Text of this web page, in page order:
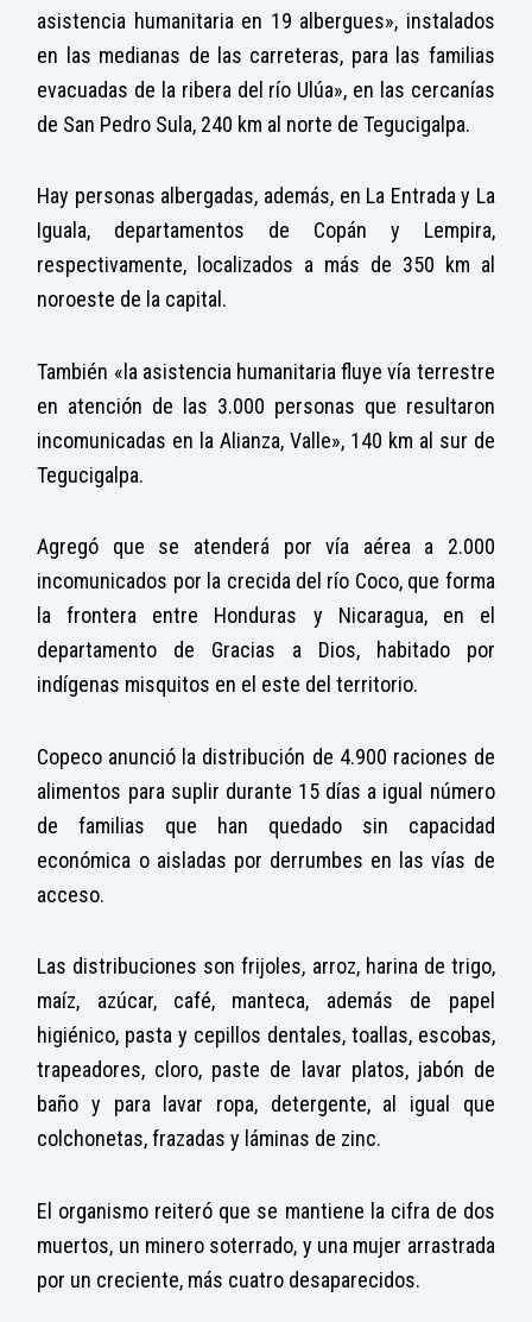
asistencia humanitaria en 19 albergues», instalados
en las medianas de las carreteras, para las familias
evacuadas de la ribera del río Ulúa», en las cercanías
de San Pedro Sula, 240 km al norte de Tegucigalpa.
Hay personas albergadas, además, en La Entrada y La
Iguala, departamentos de Copán y Lempira,
respectivamente, localizados a más de 350 km al
noroeste de la capital.
También «la asistencia humanitaria fluye vía terrestre
en atención de las 3.000 personas que resultaron
incomunicadas en la Alianza, Valle», 140 km al sur de
Tegucigalpa.
Agregó que se atenderá por vía aérea a 2.000
incomunicados por la crecida del río Coco, que forma
la frontera entre Honduras y Nicaragua, en el
departamento de Gracias a Dios, habitado por
indígenas misquitos en el este del territorio.
Copeco anunció la distribución de 4.900 raciones de
alimentos para suplir durante 15 días a igual número
de familias que han quedado sin capacidad
económica o aisladas por derrumbes en las vías de
acceso.
Las distribuciones son frijoles, arroz, harina de trigo,
maíz, azúcar, café, manteca, además de papel
higiénico, pasta y cepillos dentales, toallas, escobas,
trapeadores, cloro, paste de lavar platos, jabón de
baño y para lavar ropa, detergente, al igual que
colchonetas, frazadas y láminas de zinc.
El organismo reiteró que se mantiene la cifra de dos
muertos, un minero soterrado, y una mujer arrastrada
por un creciente, más cuatro desaparecidos.